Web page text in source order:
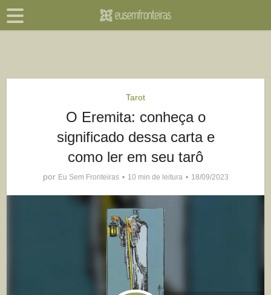
Tarot
O Eremita: conheça o
significado dessa carta e
como ler em seu tarô
por Eu Sem Fronteiras 10 min de leitura 18/09/2023